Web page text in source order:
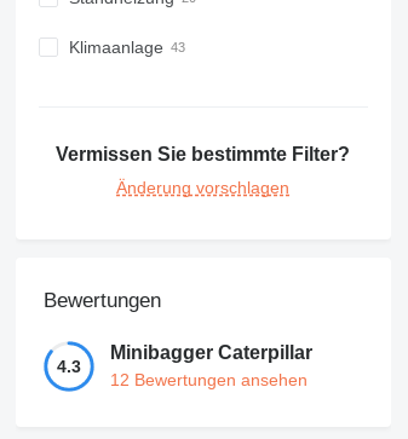
Klimaanlage
Vermissen Sie bestimmte Filter?
Änderung vorschlagen
Bewertungen
4.3
Minibagger Caterpillar
12 Bewertungen ansehen